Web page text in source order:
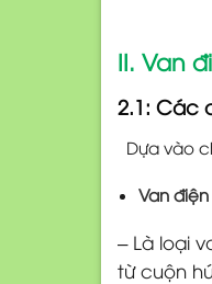
II. Van
2.1: Các
Dựa vào
Van
– Là loại
từ cuộn